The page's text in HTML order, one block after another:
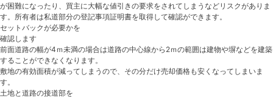
が困難になったり、買主に大幅な値引きの要求をされてしまうなどリスクがありま
す。所有者は私道部分の登記事項証明書を取得して確認ができます。
セットバックが必要かを
確認します
前面道路の幅が4ｍ未満の場合は道路の中心線から2ｍの範囲は建物や塀などを建築
することができなくなります。
敷地の有効面積が減ってしまうので、その分だけ売却価格も安くなってしまいま
す。
土地と道路の接道部を